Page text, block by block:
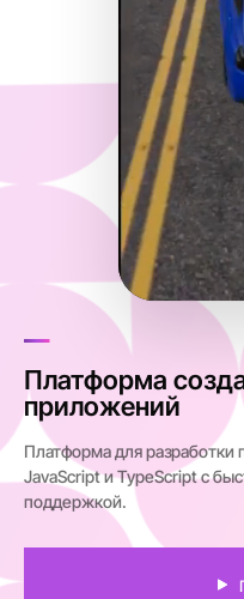
Платформа
приложений
Платформа для
JavaScript и TypeScript с
поддержкой.